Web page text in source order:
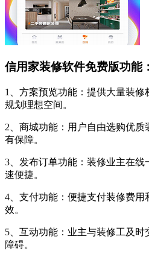
信用家装修软件免费版功能：
1、方案预览功能：提供大量装
规划理想空间。
2、商城功能：用户自由选购优
有保障。
3、发布订单功能：装修业主在
速便捷。
4、支付功能：便捷支付装修费用
效。
5、互动功能：业主与装修工及
障碍。